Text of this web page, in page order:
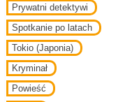
Prywatni detektywi
Spotkanie po latach
Tokio (Japonia)
Kryminał
Powieść